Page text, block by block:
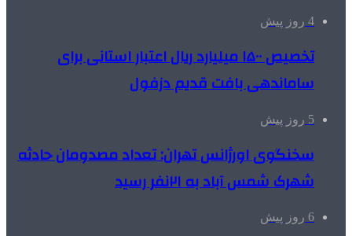
4 روز پیش
تخصیص ۱۵۰۰ میلیارد ریال اعتبار استانی برای
ساماندهی بافت قدیم دزفول
5 روز پیش
سخنگوی اورژانس تهران: تعداد مصدومان حادثه
شهرک شمس آباد به ۲۱نفر رسید
6 روز پیش